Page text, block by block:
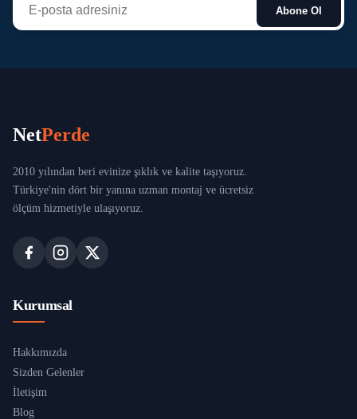
Abone Ol
NetPerde
2010 yılından beri evinize şıklık ve kalite taşıyoruz.
Türkiye'nin dört bir yanına uzman montaj ve ücretsiz
ölçüm hizmetiyle ulaşıyoruz.
Kurumsal
Hakkımızda
Sizden Gelenler
İletişim
Blog